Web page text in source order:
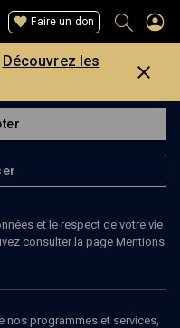
Faire un don
Découvrez les
et le respect de votre vie
consulter la page Mentions
nos programmes et services,